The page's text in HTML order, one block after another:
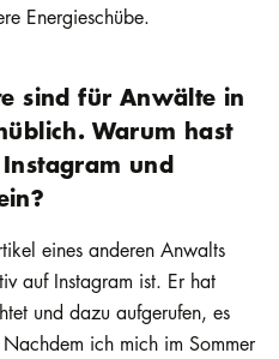
Energieschübe.
sind für Anwälte in
Warum hast
und
eines anderen Anwalts
auf Instagram ist. Er hat
und dazu aufgerufen, es
ich mich im Sommer